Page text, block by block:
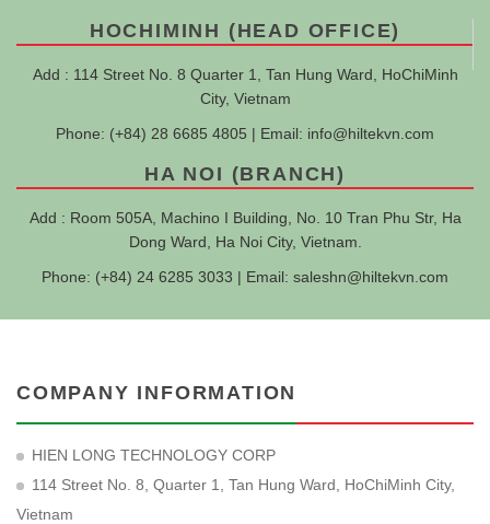
HOCHIMINH (HEAD OFFICE)
Add : 114 Street No. 8 Quarter 1, Tan Hung Ward, HoChiMinh
City, Vietnam
Phone: (+84) 28 6685 4805 | Email: info@hiltekvn.com
HA NOI (BRANCH)
Add : Room 505A, Machino I Building, No. 10 Tran Phu Str, Ha
Dong Ward, Ha Noi City, Vietnam.
Phone: (+84) 24 6285 3033 | Email: saleshn@hiltekvn.com
COMPANY INFORMATION
HIEN LONG TECHNOLOGY CORP
114 Street No. 8, Quarter 1, Tan Hung Ward, HoChiMinh City,
Vietnam